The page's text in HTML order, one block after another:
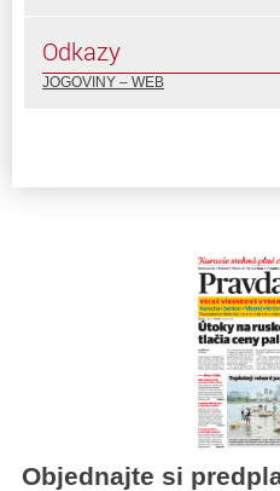
Odkazy
JOGOVINY – WEB
Objednajte si